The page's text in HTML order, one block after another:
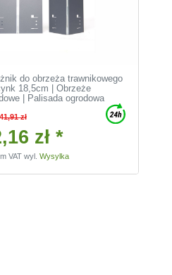
do obrzeża trawnikowego
18,5cm | Obrzeże
| Palisada ogrodowa
zł
zł *
VATwyl. Wysylka